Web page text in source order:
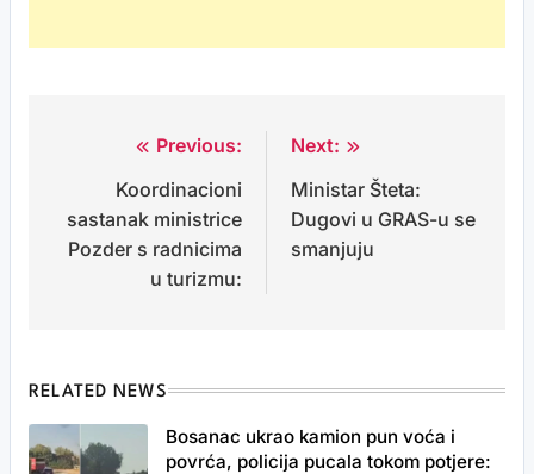
navigation
Previous:
Koordinacioni
sastanak ministrice
Pozder s radnicima
u turizmu:
Next:
Ministar Šteta:
Dugovi u GRAS-u se
smanjuju
RELATED NEWS
Bosanac ukrao kamion pun voća i
povrća, policija pucala tokom potjere: